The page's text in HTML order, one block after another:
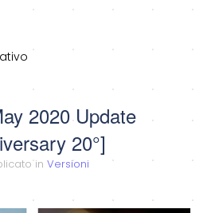
2020 Update
20°]
in Versioni